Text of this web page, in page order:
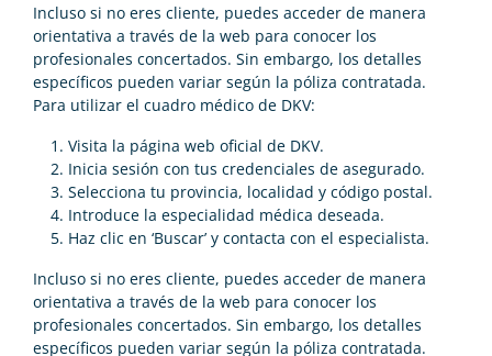
Incluso si no eres cliente, puedes acceder de manera
orientativa a través de la web para conocer los
profesionales concertados. Sin embargo, los detalles
específicos pueden variar según la póliza contratada.
Para utilizar el cuadro médico de DKV:
Visita la página web oficial de DKV.
Inicia sesión con tus credenciales de asegurado.
Selecciona tu provincia, localidad y código postal.
Introduce la especialidad médica deseada.
Haz clic en ‘Buscar’ y contacta con el especialista.
Incluso si no eres cliente, puedes acceder de manera
orientativa a través de la web para conocer los
profesionales concertados. Sin embargo, los detalles
específicos pueden variar según la póliza contratada.